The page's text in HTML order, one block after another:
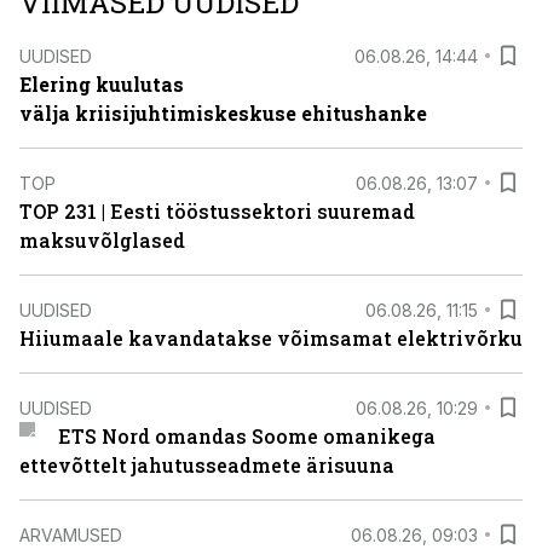
UUDISED 06.08.26, 14:44
Elering kuulutas
välja kriisijuhtimiskeskuse ehitushanke
TOP 06.08.26, 13:07
TOP 231 | Eesti tööstussektori suuremad
maksuvõlglased
UUDISED 06.08.26, 11:15
Hiiumaale kavandatakse võimsamat elektrivõrku
UUDISED 06.08.26, 10:29
ETS Nord omandas Soome omanikega
ettevõttelt jahutusseadmete ärisuuna
ARVAMUSED 06.08.26, 09:03